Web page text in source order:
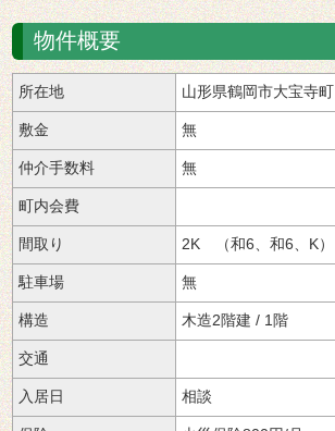
物件概要
所在地 山形県鶴岡市大宝寺町
敷金 無
仲介手数料 無
町内会費
間取り 2K （和6、和6、K）
駐車場 無
構造 木造2階建 / 1階
交通
入居日 相談